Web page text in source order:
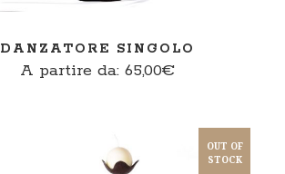
DANZATORE SINGOLO
A partire da: 65,00€
OUT OF
STOCK